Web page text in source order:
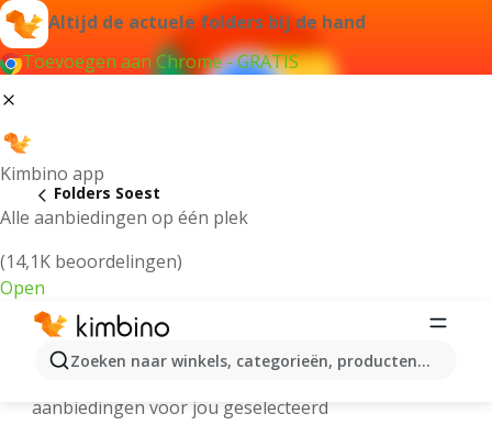
Altijd de actuele folders bij de hand
Toevoegen aan Chrome - GRATIS
Kimbino app
Alle aanbiedingen op één plek
(14,1K beoordelingen)
Open
Zoeken naar winkels, categorieën, producten...
Folders Soest
Soest - Meest recente folders
aanbiedingen voor jou geselecteerd